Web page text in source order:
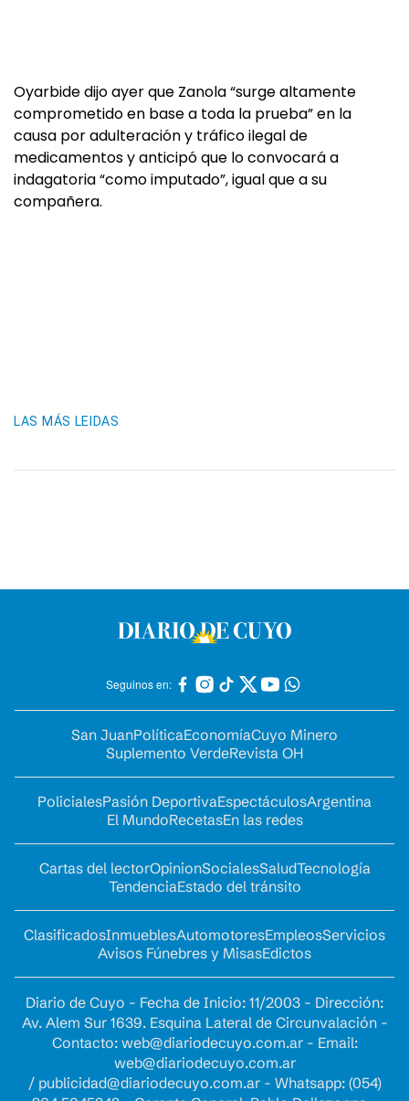
Oyarbide dijo ayer que Zanola “surge altamente
comprometido en base a toda la prueba” en la
causa por adulteración y tráfico ilegal de
medicamentos y anticipó que lo convocará a
indagatoria “como imputado”, igual que a su
compañera.
LAS MÁS LEIDAS
Seguinos en:
San JuanPolíticaEconomíaCuyo Minero
Suplemento VerdeRevista OH
PolicialesPasión DeportivaEspectáculosArgentina
El MundoRecetasEn las redes
Cartas del lectorOpinionSocialesSaludTecnología
TendenciaEstado del tránsito
ClasificadosInmueblesAutomotoresEmpleosServicios
Avisos Fúnebres y MisasEdictos
Diario de Cuyo - Fecha de Inicio: 11/2003 - Dirección:
Av. Alem Sur 1639. Esquina Lateral de Circunvalación -
Contacto: web@diariodecuyo.com.ar- Email:
web@diariodecuyo.com.ar
/ publicidad@diariodecuyo.com.ar- Whatsapp: (054)